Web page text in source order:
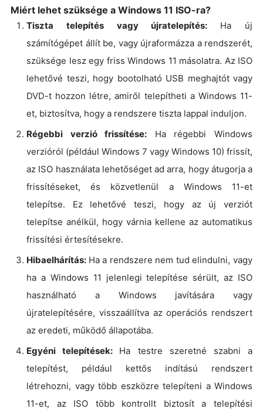
Miért lehet szüksége a Windows 11 ISO-ra?
Tiszta telepítés vagy újratelepítés: Ha új
számítógépet állít be, vagy újraformázza a rendszerét,
szüksége lesz egy friss Windows 11 másolatra. Az ISO
lehetővé teszi, hogy bootolható USB meghajtót vagy
DVD-t hozzon létre, amiről telepítheti a Windows 11-
et, biztosítva, hogy a rendszere tiszta lappal induljon.
Régebbi verzió frissítése: Ha régebbi Windows
verzióról (például Windows 7 vagy Windows 10) frissít,
az ISO használata lehetőséget ad arra, hogy átugorja a
frissítéseket, és közvetlenül a Windows 11-et
telepítse. Ez lehetővé teszi, hogy az új verziót
telepítse anélkül, hogy várnia kellene az automatikus
frissítési értesítésekre.
Hibaelhárítás: Ha a rendszere nem tud elindulni, vagy
ha a Windows 11 jelenlegi telepítése sérült, az ISO
használható a Windows javítására vagy
újratelepítésére, visszaállítva az operációs rendszert
az eredeti, működő állapotába.
Egyéni telepítések: Ha testre szeretné szabni a
telepítést, például kettős indítású rendszert
létrehozni, vagy több eszközre telepíteni a Windows
11-et, az ISO több kontrollt biztosít a telepítési